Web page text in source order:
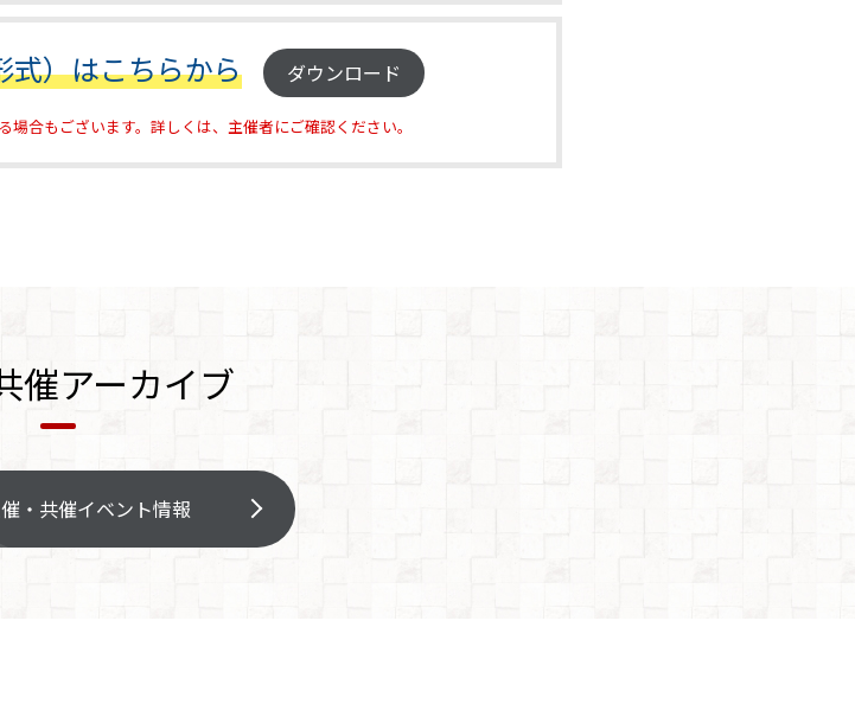
式）はこちらから ダウンロード
合もございます。詳しくは、主催者にご確認ください。
催アーカイブ
・共催イベント情報